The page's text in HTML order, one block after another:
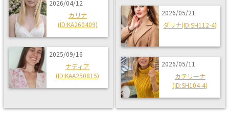
2026/04/12
カリナ
(ID:KA260409)
2025/09/16
ナディア
(ID:KAA250815)
2026/05/21
ダリナ(ID:SH112-4)
2026/05/11
カテリーナ
(ID:SH104-4)